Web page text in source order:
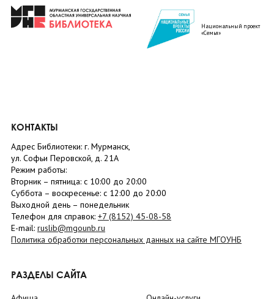
Национальный проект
«Семья»
КОНТАКТЫ
Адрес Библиотеки: г. Мурманск,
ул. Софьи Перовской, д. 21А
Режим работы:
Вторник – пятница: с 10:00 до 20:00
Суббота – воскресенье: c 12:00 до 20:00
Выходной день – понедельник
Телефон для справок: +7 (8152) 45-08-58
E-mail: ruslib@mgounb.ru
Политика обработки персональных данных на сайте МГОУНБ
РАЗДЕЛЫ САЙТА